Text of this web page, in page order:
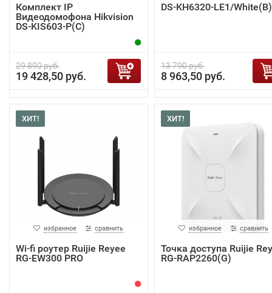
Комплект IP
Видеодомофона Hikvision
DS-KIS603-P(C)
29 890 руб.
19 428,50 руб.
DS-KH6320-LE1/White(B)
13 790 руб.
8 963,50 руб.
ХИТ!
избранное сравнить
Wi-fi роутер Ruijie Reyee
RG-EW300 PRO
ХИТ!
избранное сравнить
Точка доступа Ruijie
RG-RAP2260(G)